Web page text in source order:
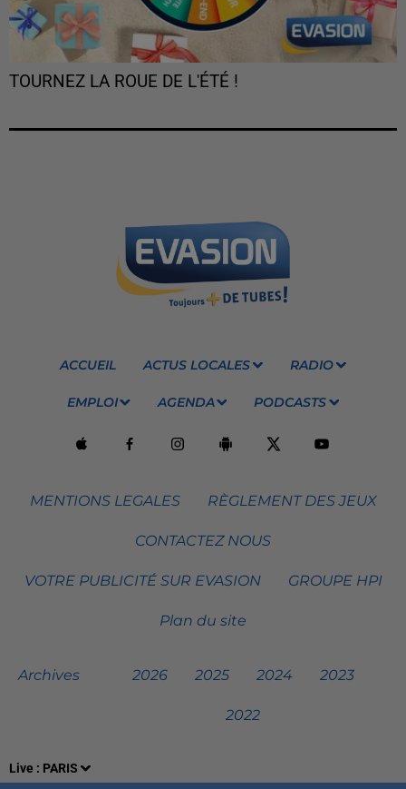
Live : PARIS
TOURNEZ LA ROUE DE L'ÉTÉ !
ACCUEIL ACTUS LOCALES RADIO
EMPLOI AGENDA PODCASTS
MENTIONS LEGALES RÈGLEMENT DES JEUX
CONTACTEZ NOUS
VOTRE PUBLICITÉ SUR EVASION GROUPE HPI
Plan du site
Archives 2026 2025 2024 2023
2022